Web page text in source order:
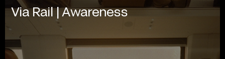
Via Rail | Awareness